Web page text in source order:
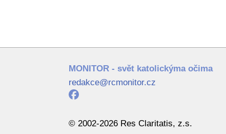
MONITOR - svět katolickýma očima
redakce@rcmonitor.cz
© 2002-2026 Res Claritatis, z.s.